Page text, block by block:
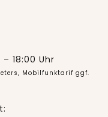
18:00 Uhr
Mobilfunktarif ggf.